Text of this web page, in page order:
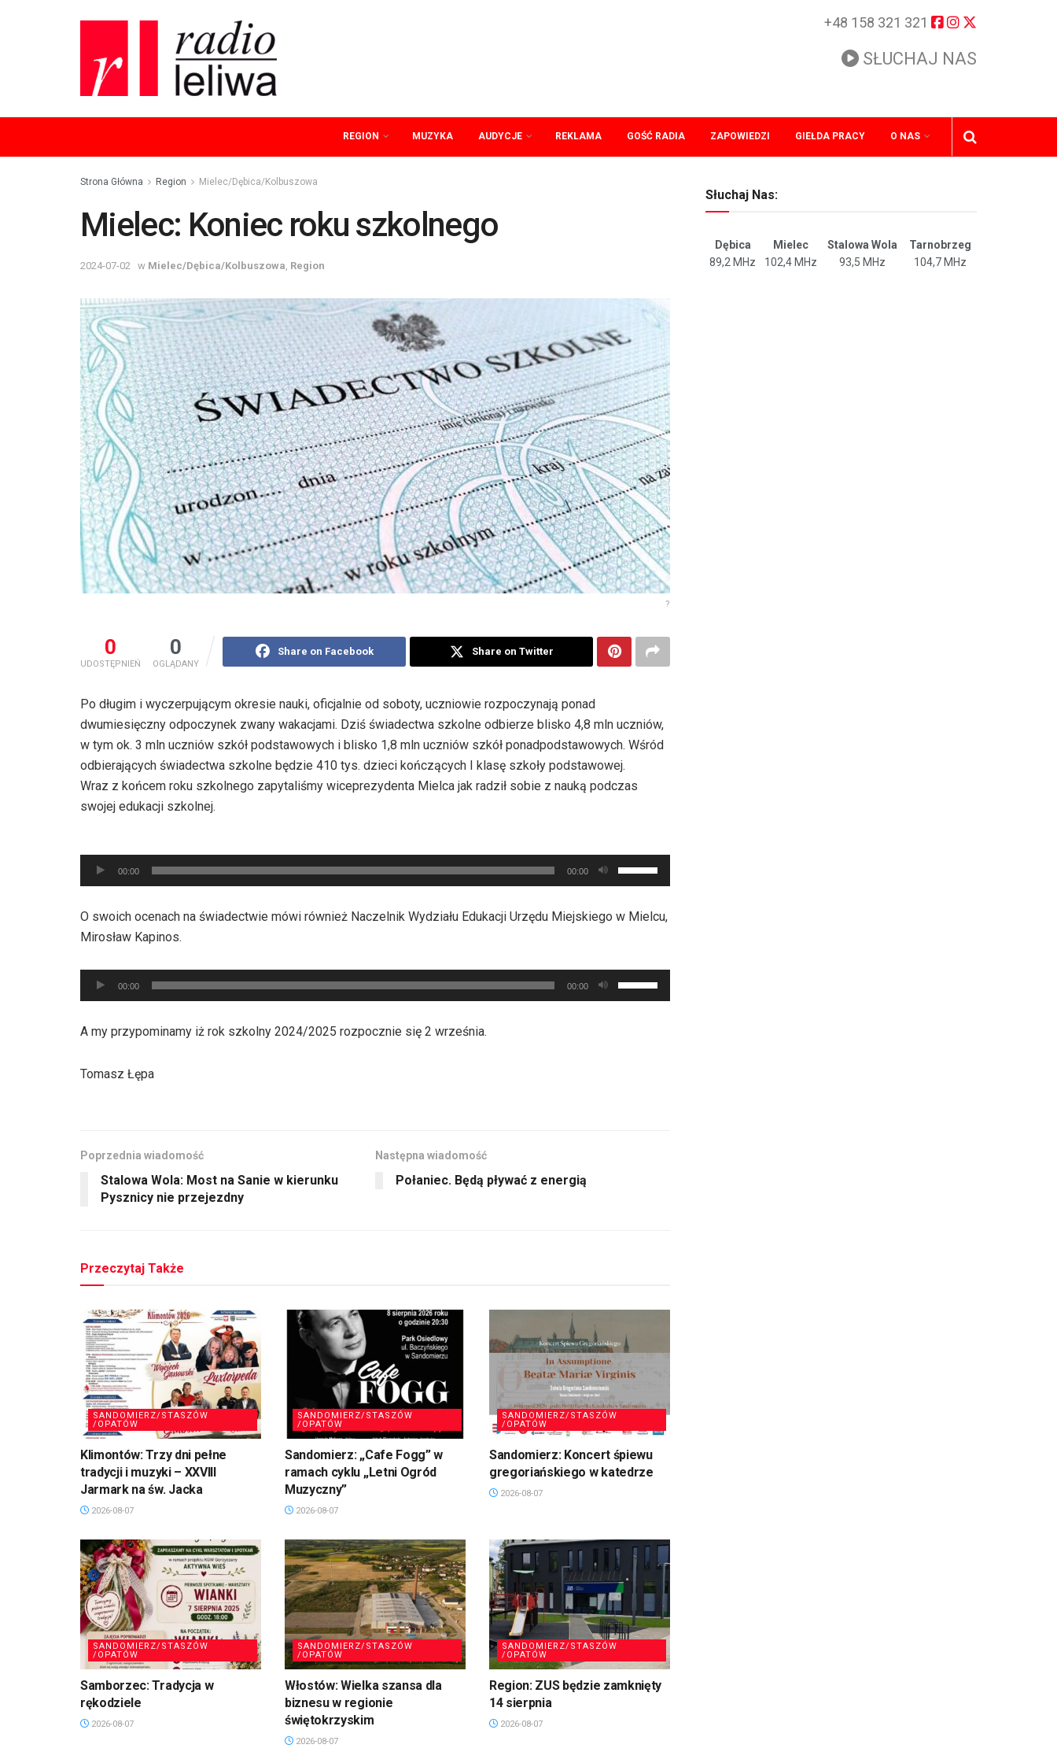
+48 158 321 321
SŁUCHAJ NAS
REGION MUZYKA AUDYCJE REKLAMA GOŚĆ RADIA ZAPOWIEDZI GIEŁDA PRACY O NAS
Strona Główna Region Mielec/Dębica/Kolbuszowa
Mielec: Koniec roku szkolnego
2024-07-02 w Mielec/Dębica/Kolbuszowa Region
?
0
UDOSTĘPNIEŃ
0
OGLĄDANY
Share on Facebook Share on Twitter
Po długim i wyczerpującym okresie nauki, oficjalnie od soboty, uczniowie rozpoczynają ponad
dwumiesięczny odpoczynek zwany wakacjami. Dziś świadectwa szkolne odbierze blisko 4,8 mln uczniów,
w tym ok. 3 mln uczniów szkół podstawowych i blisko 1,8 mln uczniów szkół ponadpodstawowych. Wśród
odbierających świadectwa szkolne będzie 410 tys. dzieci kończących I klasę szkoły podstawowej.
Wraz z końcem roku szkolnego zapytaliśmy wiceprezydenta Mielca jak radził sobie z nauką podczas
swojej edukacji szkolnej.
plików
dźwiękowych
00:00 00:00
strzałek
góry
dołu
O swoich ocenach na świadectwie mówi również Naczelnik Wydziału Edukacji Urzędu Miejskiego w Mielcu,
Mirosław Kapinos.
Odtwarzacz
plików
00:00 00:00
strzałek
A my przypominamy iż rok szkolny 2024/2025 rozpocznie się 2 września.
Tomasz Łępa
Poprzednia wiadomość
Stalowa Wola: Most na Sanie w kierunku
Pysznicy nie przejezdny
Następna wiadomość
Połaniec. Będą pływać z energią
Przeczytaj Także
SANDOMIERZ/STASZÓW
/OPATÓW
Klimontów: Trzy dni pełne
tradycji i muzyki – XXVIII
Jarmark na św. Jacka
2026-08-07
SANDOMIERZ/STASZÓW
/OPATÓW
Sandomierz: „Cafe Fogg” w
ramach cyklu „Letni Ogród
Muzyczny”
2026-08-07
SANDOMIERZ/STASZÓW
/OPATÓW
Sandomierz: Koncert śpiewu
gregoriańskiego w katedrze
2026-08-07
SANDOMIERZ/STASZÓW
/OPATÓW
Samborzec: Tradycja w
rękodziele
2026-08-07
SANDOMIERZ/STASZÓW
/OPATÓW
Włostów: Wielka szansa dla
biznesu w regionie
świętokrzyskim
2026-08-07
SANDOMIERZ/STASZÓW
/OPATÓW
Region: ZUS będzie zamknięty
14 sierpnia
2026-08-07
Słuchaj Nas:
Dębica Mielec Stalowa Wola
Tarnobrzeg
89,2 MHz
102,4 MHz 93,5 MHz 104,7 MHz